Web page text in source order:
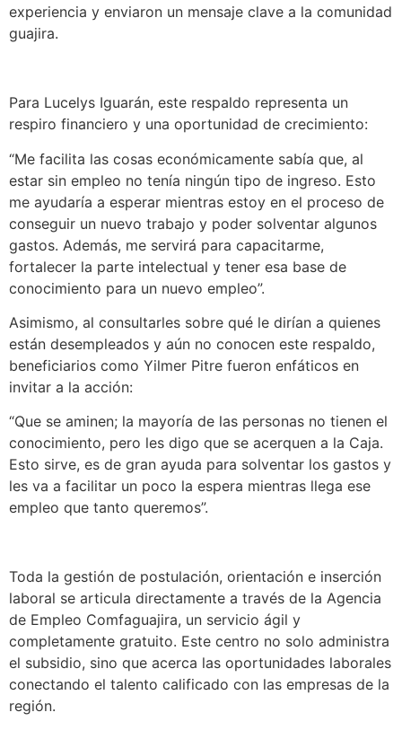
experiencia y enviaron un mensaje clave a la comunidad
guajira.
Para Lucelys Iguarán, este respaldo representa un
respiro financiero y una oportunidad de crecimiento:
“Me facilita las cosas económicamente sabía que, al
estar sin empleo no tenía ningún tipo de ingreso. Esto
me ayudaría a esperar mientras estoy en el proceso de
conseguir un nuevo trabajo y poder solventar algunos
gastos. Además, me servirá para capacitarme,
fortalecer la parte intelectual y tener esa base de
conocimiento para un nuevo empleo”.
Asimismo, al consultarles sobre qué le dirían a quienes
están desempleados y aún no conocen este respaldo,
beneficiarios como Yilmer Pitre fueron enfáticos en
invitar a la acción:
“Que se aminen; la mayoría de las personas no tienen el
conocimiento, pero les digo que se acerquen a la Caja.
Esto sirve, es de gran ayuda para solventar los gastos y
les va a facilitar un poco la espera mientras llega ese
empleo que tanto queremos”.
Toda la gestión de postulación, orientación e inserción
laboral se articula directamente a través de la Agencia
de Empleo Comfaguajira, un servicio ágil y
completamente gratuito. Este centro no solo administra
el subsidio, sino que acerca las oportunidades laborales
conectando el talento calificado con las empresas de la
región.